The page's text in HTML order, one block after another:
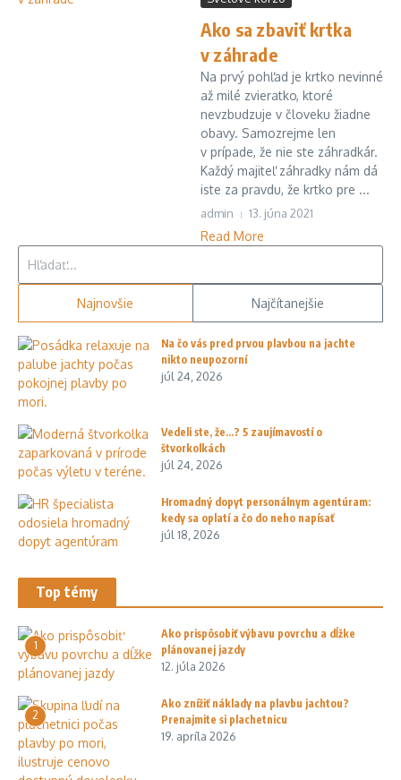
Ako sa zbaviť krtka
v záhrade
Na prvý pohľad je krtko nevinné
až milé zvieratko, ktoré
nevzbudzuje v človeku žiadne
obavy. Samozrejme len
v prípade, že nie ste záhradkár.
Každý majiteľ záhradky nám dá
iste za pravdu, že krtko pre ...
admin 13. júna 2021
Read More
Najnovšie Najčítanejšie
Na čo vás pred prvou plavbou na jachte
nikto neupozorní
júl 24, 2026
Vedeli ste, že…? 5 zaujímavostí o
štvorkolkách
júl 24, 2026
Hromadný dopyt personálnym agentúram:
kedy sa oplatí a čo do neho napísať
júl 18, 2026
Top témy
1
Ako prispôsobiť výbavu povrchu a dĺžke
plánovanej jazdy
12. júla 2026
2
Ako znížiť náklady na plavbu jachtou?
Prenajmite si plachetnicu
19. apríla 2026